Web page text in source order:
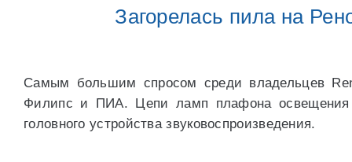
Загорелась пила на
Самым большим спросом среди владельцев
Филипс и ПИА. Цепи ламп плафона освещения
головного устройства звуковоспроизведения.